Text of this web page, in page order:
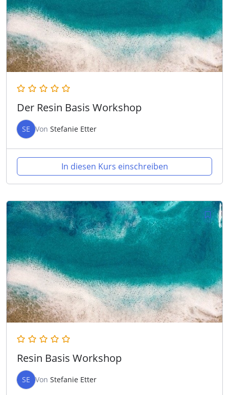
Der Resin Basis Workshop
SE Von Stefanie Etter
In diesen Kurs einschreiben
Resin Basis Workshop
SE Von Stefanie Etter